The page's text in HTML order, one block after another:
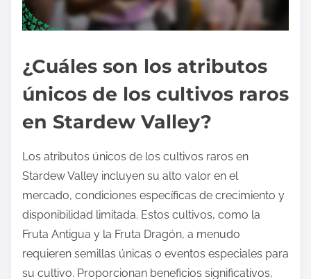
¿Cuáles son los atributos
únicos de los cultivos raros
en Stardew Valley?
Los atributos únicos de los cultivos raros en
Stardew Valley incluyen su alto valor en el
mercado, condiciones específicas de crecimiento y
disponibilidad limitada. Estos cultivos, como la
Fruta Antigua y la Fruta Dragón, a menudo
requieren semillas únicas o eventos especiales para
su cultivo. Proporcionan beneficios significativos,